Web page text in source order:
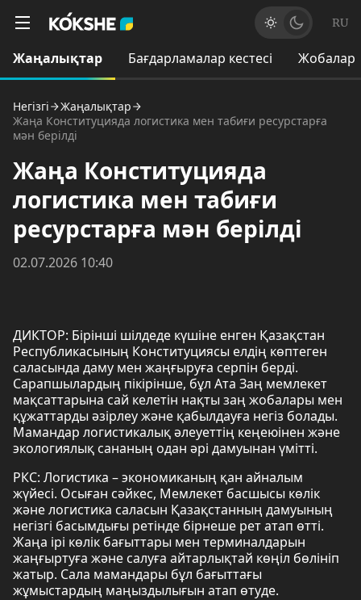
RU
Жаңалықтар Бағдарламалар кестесі Жобалар
Негізгі
Жаңалықтар
Жаңа Конституцияда логистика мен табиғи ресурстарға
мән берілді
Жаңа Конституцияда
логистика мен табиғи
ресурстарға мән берілді
02.07.2026 10:40
ДИКТОР: Бірінші шілдеде күшіне енген Қазақстан
Республикасының Конституциясы елдің көптеген
саласында даму мен жаңғыруға серпін берді.
Сарапшылардың пікірінше, бұл Ата Заң мемлекет
мақсаттарына сай келетін нақты заң жобалары мен
құжаттарды әзірлеу және қабылдауға негіз болады.
Мамандар логистикалық әлеуеттің кеңеюінен және
экологиялық сананың одан әрі дамуынан үмітті.
РКС: Логистика – экономиканың қан айналым
жүйесі. Осыған сәйкес, Мемлекет басшысы көлік
және логистика саласын Қазақстанның дамуының
негізгі басымдығы ретінде бірнеше рет атап өтті.
Жаңа ірі көлік бағыттары мен терминалдарын
жаңғыртуға және салуға айтарлықтай көңіл бөлініп
жатыр. Сала мамандары бұл бағыттағы
жұмыстардың маңыздылығын атап өтуде.